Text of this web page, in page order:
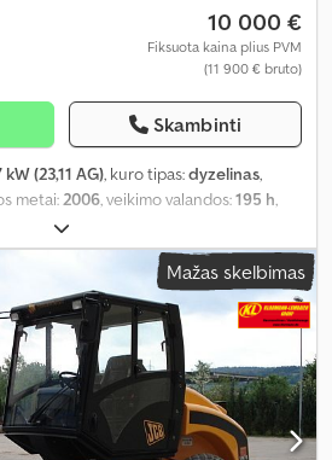
10 000 €
Fiksuota kaina plius PVM
(11 900 € bruto)
Skambinti
kW (23,11 AG), kuro tipas:dyzelinas,
metai:2006, veikimo valandos:195 h,
numeris:
Mažas skelbimas